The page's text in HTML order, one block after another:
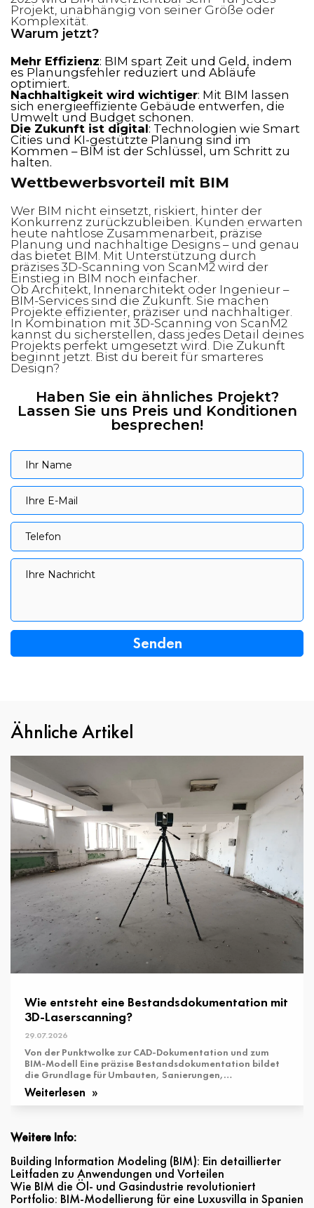
Projekt, unabhängig von seiner Größe oder
Komplexität.
Warum jetzt?
Mehr Effizienz: BIM spart Zeit und Geld, indem
es Planungsfehler reduziert und Abläufe
optimiert.
Nachhaltigkeit wird wichtiger: Mit BIM lassen
sich energieeffiziente Gebäude entwerfen, die
Umwelt und Budget schonen.
Die Zukunft ist digital: Technologien wie Smart
Cities und KI-gestützte Planung sind im
Kommen – BIM ist der Schlüssel, um Schritt zu
halten.
Wettbewerbsvorteil mit BIM
Wer BIM nicht einsetzt, riskiert, hinter der
Konkurrenz zurückzubleiben. Kunden erwarten
heute nahtlose Zusammenarbeit, präzise
Planung und nachhaltige Designs – und genau
das bietet BIM. Mit Unterstützung durch
präzises 3D-Scanning von ScanM2 wird der
Einstieg in BIM noch einfacher.
Ob Architekt, Innenarchitekt oder Ingenieur –
BIM-Services sind die Zukunft. Sie machen
Projekte effizienter, präziser und nachhaltiger.
In Kombination mit 3D-Scanning von ScanM2
kannst du sicherstellen, dass jedes Detail deines
Projekts perfekt umgesetzt wird. Die Zukunft
beginnt jetzt. Bist du bereit für smarteres
Design?
Haben Sie ein ähnliches Projekt?
Lassen Sie uns Preis und Konditionen
besprechen!
Ihr Name
Ihr Name
Ihre E-Mail
Ihre E-Mail
Telefon
Telefon
Ihre Nachricht
Ihre Nachricht
Ähnliche Artikel
Wie entsteht eine Bestandsdokumentation mit
3D-Laserscanning?
29.07.2026
Von der Punktwolke zur CAD-Dokumentation und zum
BIM-Modell Eine präzise Bestandsdokumentation bildet
die Grundlage für Umbauten, Sanierungen,
Modernisierungen und Erweiterungen bestehender
Gebäude. ...
Weiterlesen
Weitere Info:
Building Information Modeling (BIM): Ein detaillierter
Leitfaden zu Anwendungen und Vorteilen
Wie BIM die Öl- und Gasindustrie revolutioniert
Portfolio: BIM-Modellierung für eine Luxusvilla in Spanien